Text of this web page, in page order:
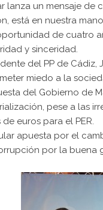
lanza un mensaje de
está en nuestra
de cuatro
y sinceridad.
del PP de
miedo a la
del Gobierno de
pese a las
euros para el PER.
apuesta por el
por la buena